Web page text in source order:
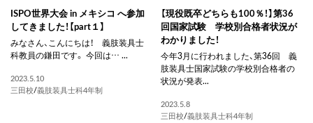
ISPO世界大会 in メキシコ へ参加
してきました！【part１】
みなさん、こんにちは！ 義肢装具士
科教員の鎌田です。 今回は… ...
2023.5.10
三田校/義肢装具士科4年制
【現役既卒どちらも100％！】第36
回国家試験 学校別合格者状況が
わかりました！
今年3月に行われました、第36回 義
肢装具士国家試験の学校別合格者の
状況が発表...
2023.5.8
三田校/義肢装具士科4年制